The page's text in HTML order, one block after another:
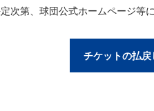
次第、球団公式ホームページ等
チケットの払